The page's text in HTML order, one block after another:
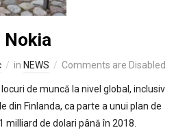
Nokia
in NEWS Comments are Disabled
de muncă la nivel global, inclusiv
din Finlanda, ca parte a unui plan de
milliard de dolari până în 2018.